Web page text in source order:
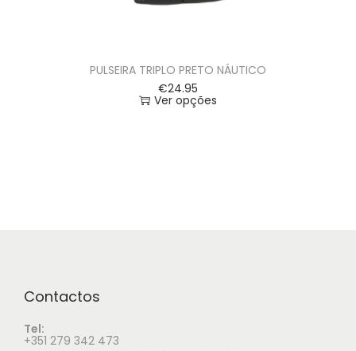
PULSEIRA TRIPLO PRETO NÁUTICO
€24.95
Ver opções
Contactos
Tel:
+351 279 342 473